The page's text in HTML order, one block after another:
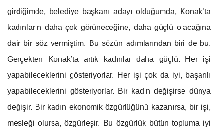
girdiğimde, belediye başkanı adayı olduğumda, Konak’ta
kadınların daha çok görüneceğine, daha güçlü olacağına
dair bir söz vermiştim. Bu sözün adımlarından biri de bu.
Gerçekten Konak’ta artık kadınlar daha güçlü. Her işi
yapabileceklerini gösteriyorlar. Her işi çok da iyi, başarılı
yapabileceklerini gösteriyorlar. Bir kadın değişirse dünya
değişir. Bir kadın ekonomik özgürlüğünü kazanırsa, bir işi,
mesleği olursa, özgürleşir. Bu özgürlük bütün topluma iyi